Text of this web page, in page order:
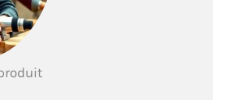
coupe-fil et de
qui ont besoin de faire